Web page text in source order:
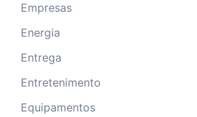
Empresas
Energia
Entrega
Entretenimento
Equipamentos